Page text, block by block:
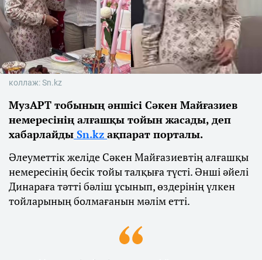
коллаж: Sn.kz
МузАРТ тобының әншісі Сәкен Майғазиев
немересінің алғашқы тойын жасады, деп
хабарлайды Sn.kz ақпарат порталы.
Әлеуметтік желіде Сәкен Майғазиевтің алғашқы
немересінің бесік тойы талқыға түсті. Әнші әйелі
Динараға тәтті бәліш ұсынып, өздерінің үлкен
тойларының болмағанын мәлім етті.